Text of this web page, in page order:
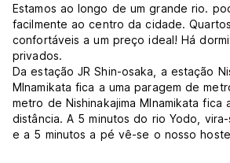
Estamos ao longo de um grande rio.
facilmente ao centro da cidade.
confortáveis a um preço ideal! Há
privados.
Da estação JR Shin-osaka, a estação
MInamikata fica a uma paragem de
metro de Nishinakajima MInamikata fica
distância. A 5 minutos do rio Yodo,
e a 5 minutos a pé vê-se o nosso